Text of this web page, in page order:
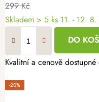
299 Kč
Skladem > 5 ks 11. - 12.
DO
Kvalitní a cenově
-20%